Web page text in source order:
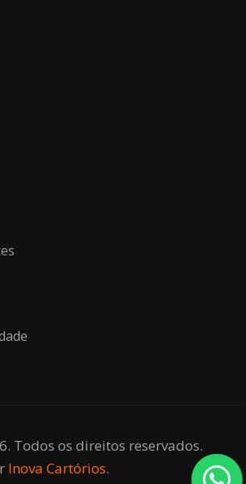
Todos os direitos reservados.
Inova Cartórios.